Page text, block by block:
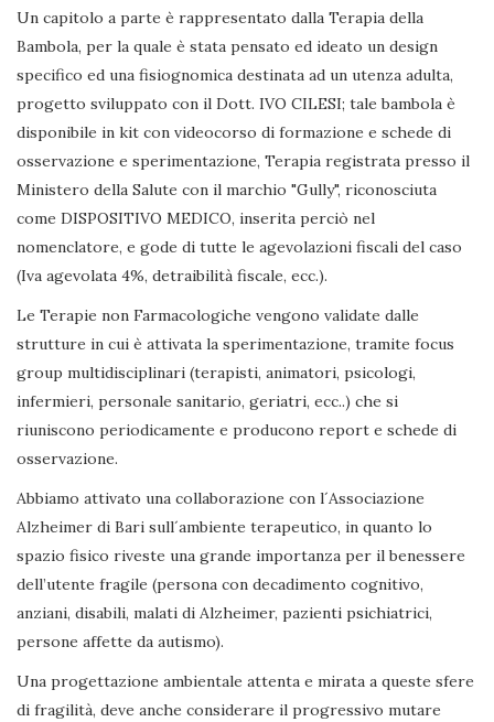
Un capitolo a parte è rappresentato dalla Terapia della
Bambola, per la quale è stata pensato ed ideato un design
specifico ed una fisiognomica destinata ad un utenza adulta,
progetto sviluppato con il Dott. IVO CILESI; tale bambola è
disponibile in kit con videocorso di formazione e schede di
osservazione e sperimentazione, Terapia registrata presso il
Ministero della Salute con il marchio "Gully", riconosciuta
come DISPOSITIVO MEDICO, inserita perciò nel
nomenclatore, e gode di tutte le agevolazioni fiscali del caso
(Iva agevolata 4%, detraibilità fiscale, ecc.).
Le Terapie non Farmacologiche vengono validate dalle
strutture in cui è attivata la sperimentazione, tramite focus
group multidisciplinari (terapisti, animatori, psicologi,
infermieri, personale sanitario, geriatri, ecc..) che si
riuniscono periodicamente e producono report e schede di
osservazione.
Abbiamo attivato una collaborazione con l´Associazione
Alzheimer di Bari sull´ambiente terapeutico, in quanto lo
spazio fisico riveste una grande importanza per il benessere
dell’utente fragile (persona con decadimento cognitivo,
anziani, disabili, malati di Alzheimer, pazienti psichiatrici,
persone affette da autismo).
Una progettazione ambientale attenta e mirata a queste sfere
di fragilità, deve anche considerare il progressivo mutare